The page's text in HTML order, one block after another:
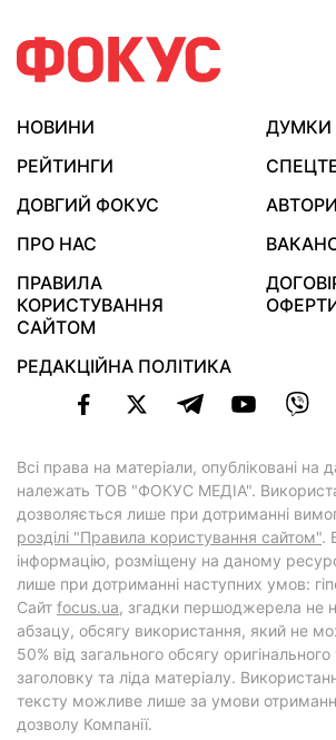
НОВИНИ
ДУМКИ
РЕЙТИНГИ
ДОВГИЙ ФОКУС
АВТОРИ
ПРО НАС
ПРАВИЛА
КОРИСТУВАННЯ
САЙТОМ
РЕДАКЦІЙНА ПОЛІТИКА
Всі права на матеріали, опубліковані на
належать ТОВ "ФОКУС МЕДІА".
дозволяється лише при дотриманні
розділі "Правила користування сайтом".
інформацію, розміщену на даному
лише при дотриманні наступних умов:
Cайт focus.ua, згадки першоджерела не
абзацу, обсягу використання, який не
50% від загального обсягу
заголовку та ліда матеріалу.
тексту можливе лише за умови
дозволу Компанії.